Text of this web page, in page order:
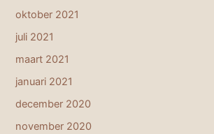
oktober 2021
juli 2021
maart 2021
januari 2021
december 2020
november 2020